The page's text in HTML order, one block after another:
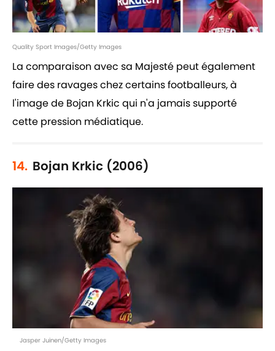
Quality Sport Images/Getty Images
La comparaison avec sa Majesté peut également
faire des ravages chez certains footballeurs, à
l'image de Bojan Krkic qui n'a jamais supporté
cette pression médiatique.
14. Bojan Krkic (2006)
Jasper Juinen/Getty Images